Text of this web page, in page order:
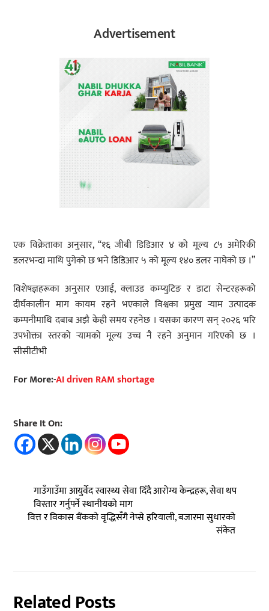
Advertisement
एक विक्रेताका अनुसार, “१६ जीबी डिडिआर ४ को मूल्य ८५ अमेरिकी
डलरभन्दा माथि पुगेको छ भने डिडिआर ५ को मूल्य १४० डलर नाघेको छ ।”
विशेषज्ञहरूका अनुसार एआई, क्लाउड कम्प्युटिङ र डाटा सेन्टरहरूको
दीर्घकालीन माग कायम रहने भएकाले विश्वका प्रमुख र्‍याम उत्पादक
कम्पनीमाथि दबाब अझै केही समय रहनेछ । यसका कारण सन् २०२६ भरि
उपभोक्ता स्तरको र्‍यामको मूल्य उच्च नै रहने अनुमान गरिएको छ ।
सीसीटीभी
For More:-AI driven RAM shortage
Share It On:
गाउँगाउँमा आयुर्वेद स्वास्थ्य सेवा दिँदै आरोग्य केन्द्रहरू, सेवा थप
विस्तार गर्नुपर्ने स्थानीयको माग
वित्त र विकास बैंकको वृद्धिसँगै नेप्से हरियाली, बजारमा सुधारको
संकेत
Related Posts